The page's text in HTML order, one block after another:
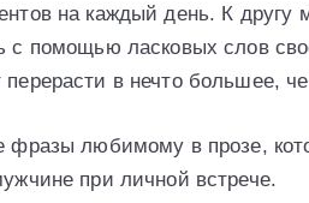
на каждый день. К другу
с помощью ласковых слов
в нечто большее,
фразы любимому в прозе,
при личной встрече.